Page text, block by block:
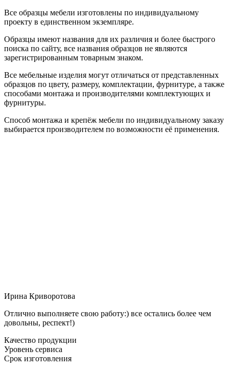
Все образцы мебели изготовлены по индивидуальному
проекту в единственном экземпляре.
Образцы имеют названия для их различия и более быстрого
поиска по сайту, все названия образцов не являются
зарегистрированным товарным знаком.
Все мебельные изделия могут отличаться от представленных
образцов по цвету, размеру, комплектации, фурнитуре, а также
способами монтажа и производителями комплектующих и
фурнитуры.
Способ монтажа и крепёж мебели по индивидуальному заказу
выбирается производителем по возможности её применения.
Ирина Криворотова
Отлично выполняете свою работу:) все остались более чем
довольны, респект!)
Качество продукции
Уровень сервиса
Срок изготовления